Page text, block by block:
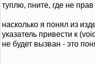
туплю, пните, где не прав
насколько я понял из
указатель привести к
не будет вызван - это